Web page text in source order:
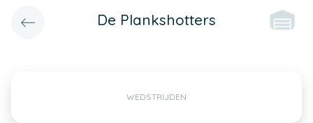
De Plankshotters
WEDSTRIJDEN